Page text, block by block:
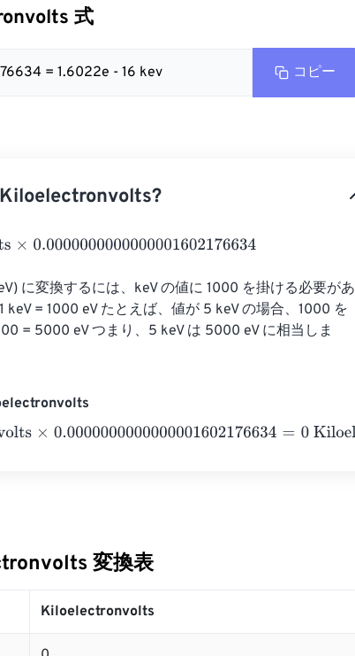
式
= 1.6022e - 16 kev コピー
に変換するには、keV の値に 1000 を掛ける必要があ
keV = 1000 eV たとえば、値が 5 keV の場合、1000 を
= 5000 eV つまり、5 keV は 5000 eV に相当しま
=0 Kiloelectronvolts
変換表
Kiloelectronvolts